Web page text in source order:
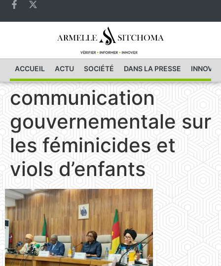
ACCUEIL ACTU SOCIÉTÉ DANS LA PRESSE
communication
gouvernementale sur
les féminicides et
viols d’enfants